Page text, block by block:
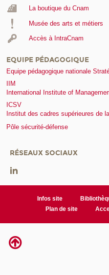
La boutique du Cnam
Musée des arts et métiers
Accès à IntraCnam
EQUIPE PÉDAGOGIQUE
Equipe pédagogique nationale
IIM
International Institute of
ICSV
Institut des cadres supérieures de
Pôle sécurité-défense
RÉSEAUX SOCIAUX
Infos site
Plan de site